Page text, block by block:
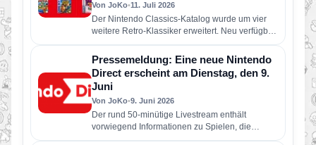
Von JoKo•11. Juli 2026
Der Nintendo Classics-Katalog wurde um vier
weitere Retro-Klassiker erweitert. Neu verfügbar
sind die folgenden Spiele: Wario Land: Super…
Pressemeldung: Eine neue Nintendo
Direct erscheint am Dienstag, den 9.
Juni
Von JoKo•9. Juni 2026
Der rund 50-minütige Livestream enthält
vorwiegend Informationen zu Spielen, die
dieses Jahr für Nintendo Switch 2 und Nintendo